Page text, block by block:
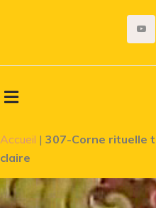
Accueil | 307-Corne rituelle
claire